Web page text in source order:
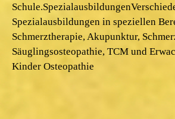
Spezialausbildungen in speziellen
Schmerztherapie, Akupunktur,
Säuglingsosteopathie, TCM und
Kinder Osteopathie